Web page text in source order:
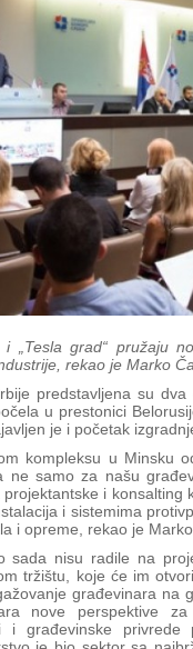
i „Tesla grad“ pružaju
rekao je Marko
predstavljena su
u prestonici
je i početak
kompleksu u Minsku
ne samo za našu
i konsalting
i sistemima
i opreme, rekao je
sada nisu radile na
tržištu, koje će im
građevinara na
nove perspektive
i građevinske